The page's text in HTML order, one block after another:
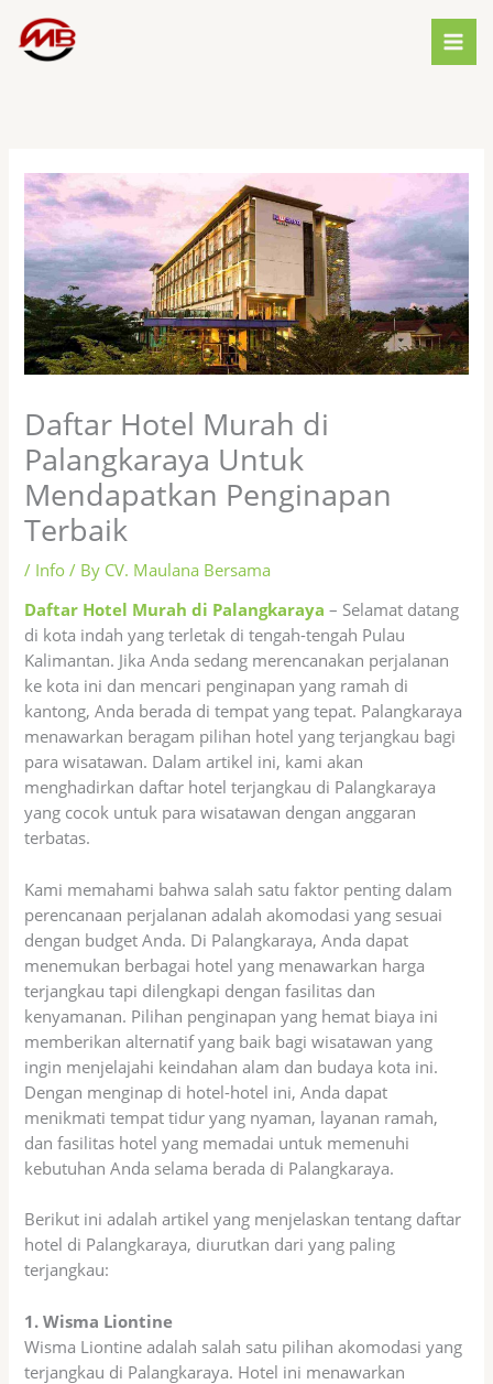
content
Daftar Hotel Murah di
Palangkaraya Untuk
Mendapatkan Penginapan
Terbaik
/ Info / By CV. Maulana Bersama
Daftar Hotel Murah di Palangkaraya – Selamat datang
di kota indah yang terletak di tengah-tengah Pulau
Kalimantan. Jika Anda sedang merencanakan perjalanan
ke kota ini dan mencari penginapan yang ramah di
kantong, Anda berada di tempat yang tepat. Palangkaraya
menawarkan beragam pilihan hotel yang terjangkau bagi
para wisatawan. Dalam artikel ini, kami akan
menghadirkan daftar hotel terjangkau di Palangkaraya
yang cocok untuk para wisatawan dengan anggaran
terbatas.
Kami memahami bahwa salah satu faktor penting dalam
perencanaan perjalanan adalah akomodasi yang sesuai
dengan budget Anda. Di Palangkaraya, Anda dapat
menemukan berbagai hotel yang menawarkan harga
terjangkau tapi dilengkapi dengan fasilitas dan
kenyamanan. Pilihan penginapan yang hemat biaya ini
memberikan alternatif yang baik bagi wisatawan yang
ingin menjelajahi keindahan alam dan budaya kota ini.
Dengan menginap di hotel-hotel ini, Anda dapat
menikmati tempat tidur yang nyaman, layanan ramah,
dan fasilitas hotel yang memadai untuk memenuhi
kebutuhan Anda selama berada di Palangkaraya.
Berikut ini adalah artikel yang menjelaskan tentang daftar
hotel di Palangkaraya, diurutkan dari yang paling
terjangkau:
1. Wisma Liontine
Wisma Liontine adalah salah satu pilihan akomodasi yang
terjangkau di Palangkaraya. Hotel ini menawarkan